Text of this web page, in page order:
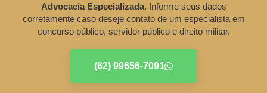
Advocacia Especializada. Informe seus dados
corretamente caso deseje contato de um especialista em
concurso público, servidor público e direito militar.
(62) 99656-7091